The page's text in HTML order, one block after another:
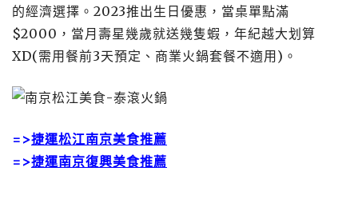
的經濟選擇。2023推出生日優惠，當桌單點滿
$2000，當月壽星幾歲就送幾隻蝦，年紀越大划算
XD(需用餐前3天預定、商業火鍋套餐不適用)。
=>捷運松江南京美食推薦
=>捷運南京復興美食推薦